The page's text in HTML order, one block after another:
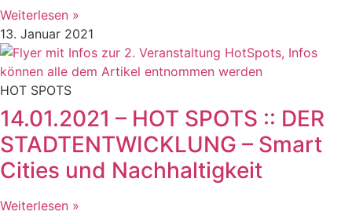
Weiterlesen »
13. Januar 2021
HOT SPOTS
14.01.2021 – HOT SPOTS :: DER
STADTENTWICKLUNG – Smart
Cities und Nachhaltigkeit
Weiterlesen »